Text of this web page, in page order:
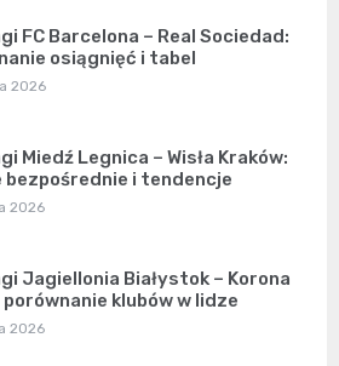
FC Barcelona – Real Sociedad:
osiągnięć i tabel
2026
Miedź Legnica – Wisła Kraków:
bezpośrednie i tendencje
2026
Jagiellonia Białystok – Korona
porównanie klubów w lidze
2026